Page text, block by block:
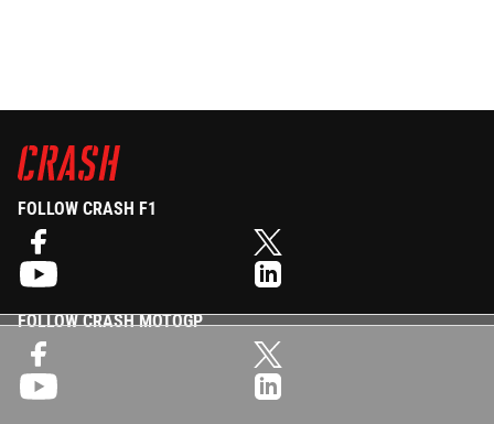
FOLLOW CRASH F1
FOLLOW CRASH MOTOGP